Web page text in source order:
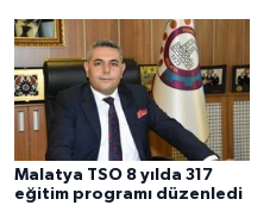
Malatya TSO 8 yılda 317
eğitim programı düzenledi